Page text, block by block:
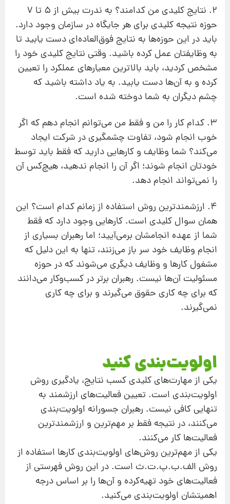
2. نتایج کلیدی من کدامند؟ به ندرت بیش از 5 تا 7
حوزه نتیجه کلیدی برای هر جایگاه در سازمان وجود دارد.
باید در این حوزه‌‌ها به نتایج فوق‌العاده‌ای دست یابید تا
به وظایفتان عمل کرده باشید. وقتی نتایج کلیدی خود را
مشخص کردید، باید بالاترین معیارهای عملکرد را تعیین
کرده و به آن‌ها دست یابید. به یاد داشته باشید که
چشم دیگران به شما دوخته شده است.
3. کدام کار را من و فقط من می‌توانم انجام دهم که اگر
خوب انجام شود، تفاوت چشمگیری در شرکت ایجاد
می‌کند؟ شما وظایف و کارهایی دارید که فقط باید توسط
خودتان انجام شوند؛‌ اگر آن‌ را انجام ندهید، هیچ‌کس آن
را نمی‌تواند انجام دهد.
4. ارزشمندترین روش استفاده از زمانم کدام است؟ این
همان سوال کلیدی است. کارهایی وجود دارد که فقط
شما از عهده انجامشان برمی‌آیید؛ اما رهبران بسیاری از
انجام وظایف خود سر باز می‌زنند، تنها به این دلیل که
مشغول کارها و وظایف دیگری می‌شوند که در حوزه
مسئولیت آن‌ها نیست. رهبران برتر در کسب‌و‌کار می‌دانند
که برای چه کاری حقوق می‌گیرند و برای چه کاری
نمی‌گیرند.
اولویت‌بندی کنید
یکی از مهارت‌های کلیدی کسب نتایج، یادگیری روش
اولویت‌بندی است. تعیین فعالیت‌های ارزشمند به
تنهایی کافی نیست. رهبران جسورانه اولویت‌بندی
می‌کنند، در نتیجه فقط بر مهم‌ترین و ارزشمندترین
فعالیت‌ها کار می‌کنند.
یکی از مهم‌ترین روش‌های اولویت‌بندی کارها استفاده از
روش الف.ب.پ.ت.ث است. در این روش فهرستی از
فعالیت‌های خود تهیه‌کرده و آن‌ها را بر اساس درجه
اهمیتشان اولویت‌بندی می‌کنید.